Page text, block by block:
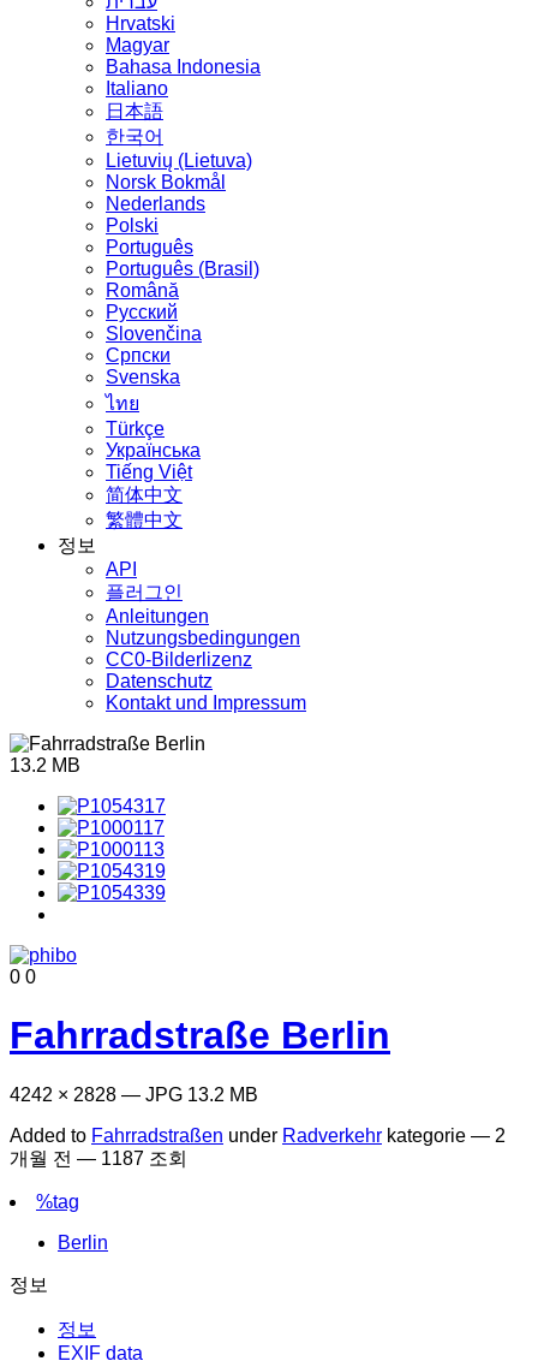
Hrvatski
Magyar
Bahasa Indonesia
Italiano
日本語
한국어
Lietuvių (Lietuva)
‪Norsk Bokmål‬
Nederlands
Polski
Português
Português (Brasil)
Română
Русский
Slovenčina
Српски
Svenska
ไทย
Türkçe
Українська
Tiếng Việt
简体中文
繁體中文
정보
API
플러그인
Anleitungen
Nutzungsbedingungen
CC0-Bilderlizenz
Datenschutz
Kontakt und Impressum
13.2 MB
0 0
Fahrradstraße Berlin
4242 × 2828 — JPG 13.2 MB
Added to Fahrradstraßen under Radverkehr kategorie — 2
개월 전 — 1187 조회
%tag
Berlin
정보
정보
EXIF data